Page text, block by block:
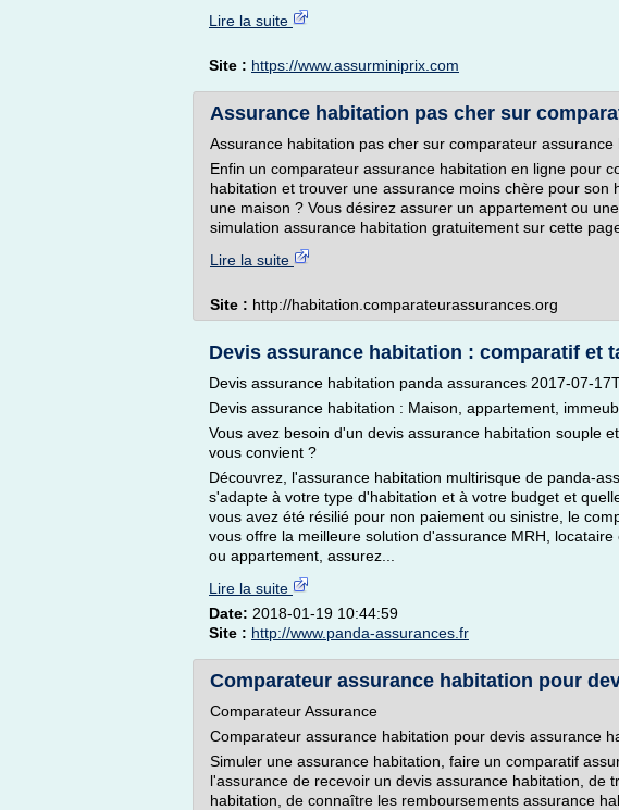
Lire la suite
Site : https://www.assurminiprix.com
Assurance habitation pas cher sur
Assurance habitation pas cher sur comparateur assurance
Enfin un comparateur assurance habitation en ligne pour
habitation et trouver une assurance moins chère pour son
une maison ? Vous désirez assurer un appartement ou
simulation assurance habitation gratuitement sur cette page
Lire la suite
Site : http://habitation.comparateurassurances.org
Devis assurance habitation : comparatif et
Devis assurance habitation panda assurances 2017-07-
Devis assurance habitation : Maison, appartement,
Vous avez besoin d'un devis assurance habitation souple
vous convient ?
Découvrez, l'assurance habitation multirisque de panda-
s'adapte à votre type d'habitation et à votre budget et
vous avez été résilié pour non paiement ou sinistre, le
vous offre la meilleure solution d'assurance MRH,
ou appartement, assurez...
Lire la suite
Date: 2018-01-19 10:44:59
Site : http://www.panda-assurances.fr
Comparateur assurance habitation pour
Comparateur Assurance
Comparateur assurance habitation pour devis assurance
Simuler une assurance habitation, faire un comparatif
l'assurance de recevoir un devis assurance habitation, de
habitation, de connaître les remboursements assurance